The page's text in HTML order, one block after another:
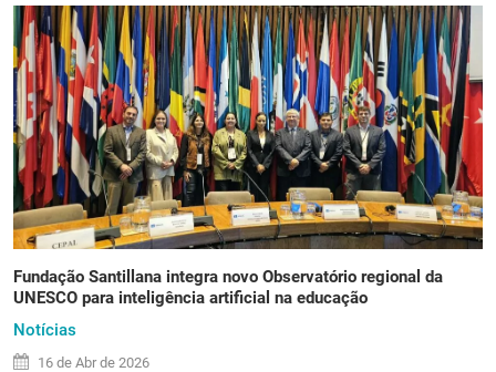
Fundação Santillana integra novo Observatório regional da
UNESCO para inteligência artificial na educação
Notícias
16 de Abr de 2026